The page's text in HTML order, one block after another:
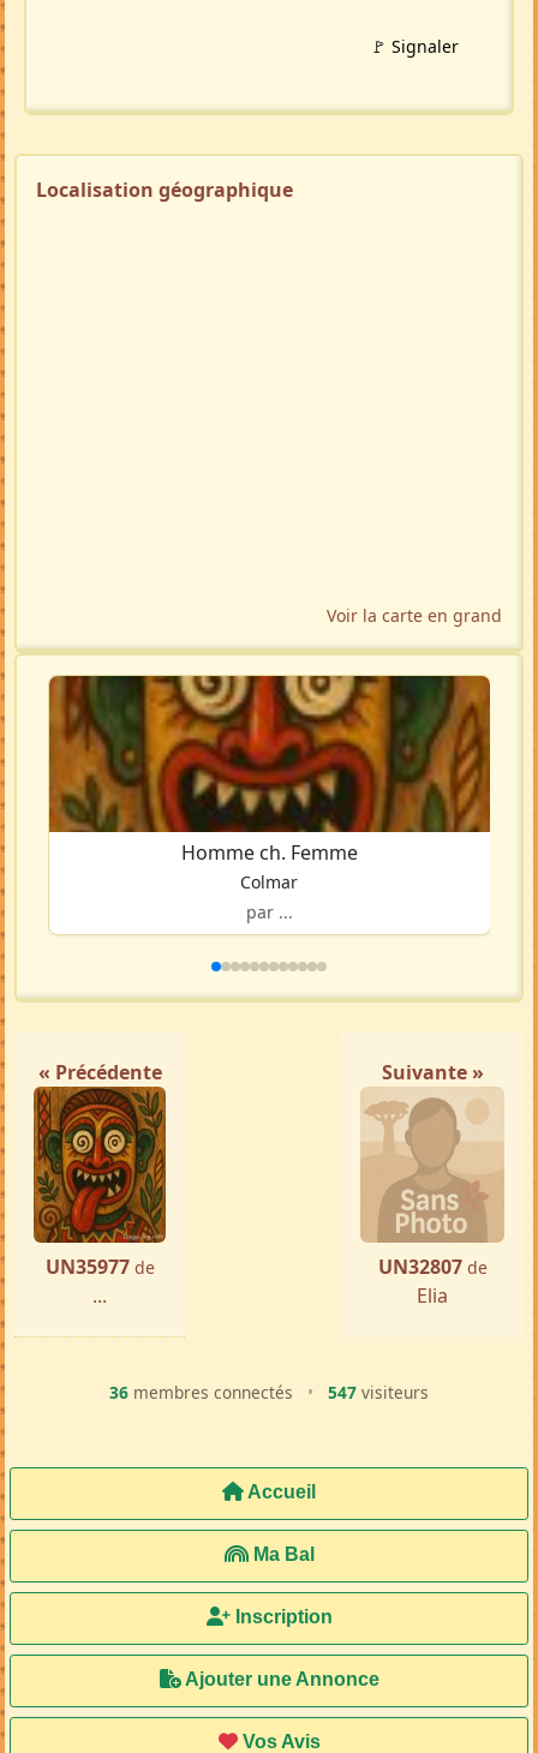
🚩 Signaler
Localisation géographique
Voir la carte en grand
Homme ch. Femme
Colmar
par ...
« Précédente
UN35977 de
...
Suivante »
UN32807 de
Elia
36 membres connectés • 547 visiteurs
Accueil
Ma Bal
Inscription
Ajouter une Annonce
Vos Avis